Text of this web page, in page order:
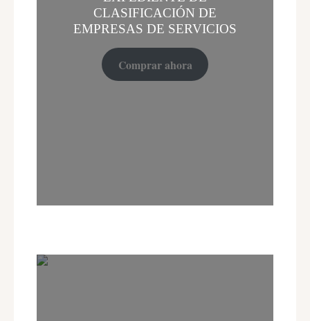
CLASIFICACIÓN DE
EMPRESAS DE SERVICIOS
Comprar ahora